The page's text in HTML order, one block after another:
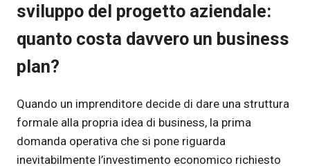
sviluppo del progetto aziendale:
quanto costa davvero un business
plan?
Quando un imprenditore decide di dare una struttura
formale alla propria idea di business, la prima
domanda operativa che si pone riguarda
inevitabilmente l’investimento economico richiesto